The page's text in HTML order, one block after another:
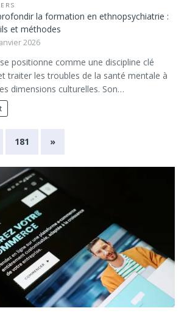
la formation en ethnopsychiatrie :
et méthodes
2026
positionne comme une discipline clé
traiter les troubles de la santé mentale à
dimensions culturelles. Son…
181 »